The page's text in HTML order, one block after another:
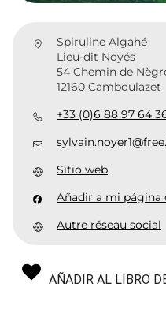
Spiruline Algahé
Lieu-dit Noyés
54 Chemin de
12160 Camboulazet
+33 (0)6 88 97 64
Sitio web
Añadir a mi página
Autre réseau social
AÑADIR AL LIBRO